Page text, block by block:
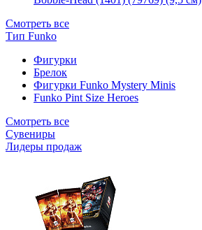
Смотреть все
Тип Funko
Фигурки
Брелок
Фигурки Funko Mystery Minis
Funko Pint Size Heroes
Смотреть все
Сувениры
Лидеры продаж